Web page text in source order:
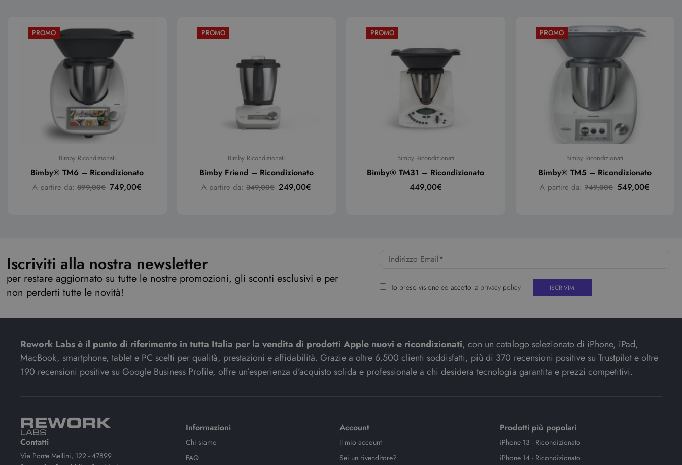
PROMO
Bimby Ricondizionati
Bimby® TM6 – Ricondizionato
A partire da:899,00€ 749,00€
PROMO
Bimby Ricondizionati
Bimby Friend – Ricondizionato
A partire da:349,00€ 249,00€
PROMO
Bimby Ricondizionati
Bimby® TM31 – Ricondizionato
449,00€
PROMO
Bimby Ricondizionati
Bimby® TM5 – Ricondizionato
A partire da:749,00€ 549,00€
Iscriviti alla nostra newsletter
per restare aggiornato su tutte le nostre promozioni, gli sconti esclusivi e per
non perderti tutte le novità!
Ho preso visione ed accetto la privacy policy
Rework Labs è il punto di riferimento in tutta Italia per la vendita di prodotti Apple nuovi e ricondizionati, con un catalogo selezionato di iPhone, iPad,
MacBook, smartphone, tablet e PC scelti per qualità, prestazioni e affidabilità. Grazie a oltre 6.500 clienti soddisfatti, più di 370 recensioni positive su Trustpilot e oltre
190 recensioni positive su Google Business Profile, offre un’esperienza d’acquisto solida e professionale a chi desidera tecnologia garantita e prezzi competitivi.
Contatti
Via Ponte Mellini, 122 - 47899
Informazioni
Chi siamo
FAQ
Account
Il mio account
Sei un rivenditore?
Prodotti più popolari
iPhone 13 - Ricondizionato
iPhone 14 - Ricondizionato